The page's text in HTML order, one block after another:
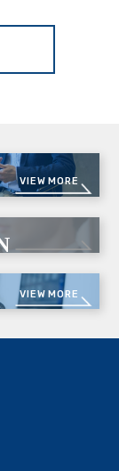
VIEW MORE
VIEW MORE